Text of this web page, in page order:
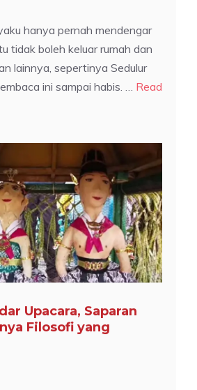
hanya pernah mendengar
tidak boleh keluar rumah dan
lainnya, sepertinya Sedulur
ini sampai habis. … Read
Upacara, Saparan
Filosofi yang